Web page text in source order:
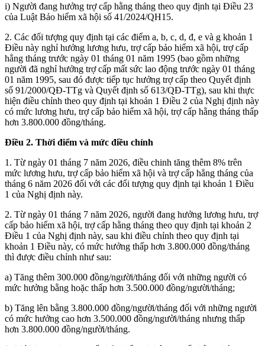
i) Người đang hưởng trợ cấp hằng tháng theo quy định tại Điều 23
của Luật Bảo hiểm xã hội số 41/2024/QH15.
2. Các đối tượng quy định tại các điểm a, b, c, d, đ, e và g khoản 1
Điều này nghỉ hưởng lương hưu, trợ cấp bảo hiểm xã hội, trợ cấp
hẳng tháng trước ngày 01 tháng 01 năm 1995 (bao gồm những
người đã nghỉ hưởng trợ cấp mất sức lao động trước ngày 01 tháng
01 năm 1995, sau đó được tiếp tục hưởng trợ cấp theo Quyết định
số 91/2000/QĐ-TTg và Quyết định số 613/QĐ-TTg), sau khi thực
hiện điều chỉnh theo quy định tại khoản 1 Điều 2 của Nghị định này
có mức lương hưu, trợ cấp bảo hiểm xã hội, trợ cấp hằng tháng thấp
hơn 3.800.000 đồng/tháng.
Điều 2. Thời điểm và mức điều chỉnh
1. Từ ngày 01 tháng 7 năm 2026, điều chinh tăng thêm 8% trên
mức lương hưu, trợ cấp bảo hiểm xã hội và trợ cấp hẳng tháng của
tháng 6 năm 2026 đối với các đối tượng quy định tại khoản 1 Điều
1 của Nghị định này.
2. Từ ngày 01 tháng 7 năm 2026, người đang hưởng lương hưu, trợ
cấp bảo hiểm xã hội, trợ cấp hằng tháng theo quy định tại khoản 2
Điều 1 của Nghị định này, sau khi điều chỉnh theo quy định tại
khoản 1 Điều này, có mức hưởng thấp hơn 3.800.000 đồng/tháng
thì được điều chỉnh như sau:
a) Tăng thêm 300.000 đồng/người/tháng đối với những người có
mức hưởng bằng hoặc thấp hơn 3.500.000 đồng/người/tháng;
b) Tăng lên bằng 3.800.000 đồng/người/tháng đối với những người
có mức hưởng cao hơn 3.500.000 đồng/người/tháng nhưng thấp
hơn 3.800.000 đồng/người/tháng.